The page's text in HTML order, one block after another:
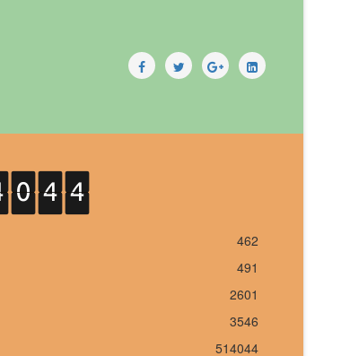
462
491
2601
3546
514044